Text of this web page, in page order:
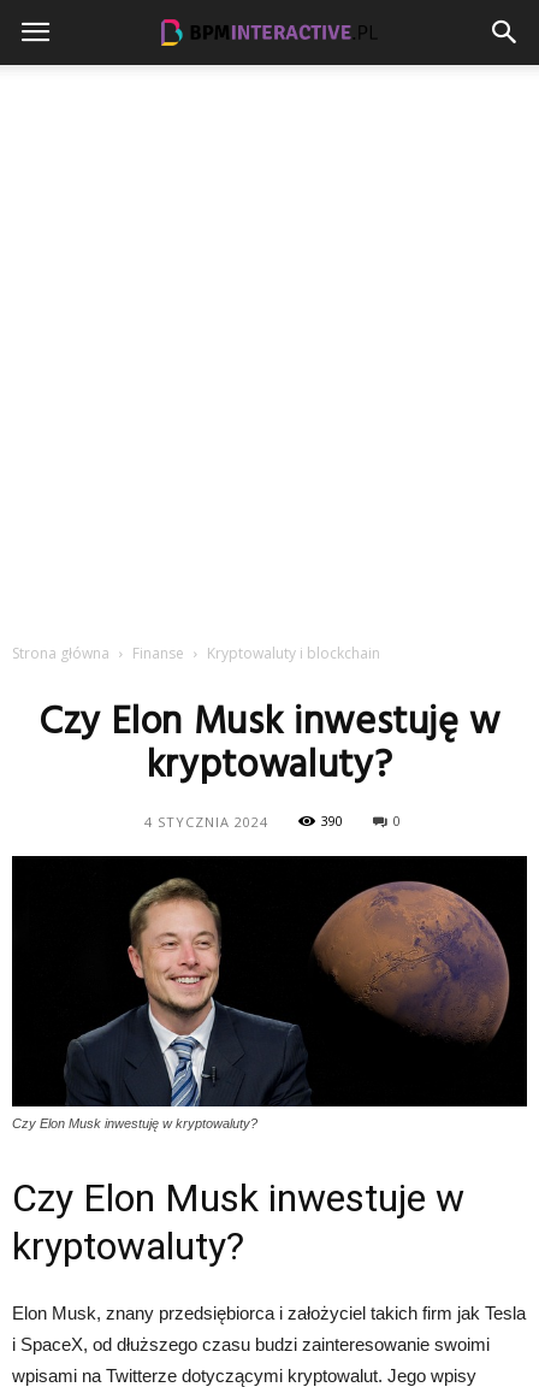
Strona główna Finanse Kryptowaluty i blockchain
Czy Elon Musk inwestuję w
kryptowaluty?
4 STYCZNIA 2024 390 0
Czy Elon Musk inwestuję w kryptowaluty?
Czy Elon Musk inwestuje w
kryptowaluty?
Elon Musk, znany przedsiębiorca i założyciel takich firm jak Tesla
i SpaceX, od dłuższego czasu budzi zainteresowanie swoimi
wpisami na Twitterze dotyczącymi kryptowalut. Jego wpisy